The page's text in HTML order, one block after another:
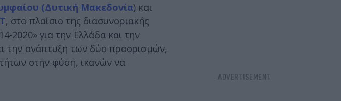
(Δυτική Μακεδονία) και
, στο πλαίσιο της διασυνοριακής
2020» για την Ελλάδα και την
την ανάπτυξη των δύο προορισμών,
στην φύση, ικανών να